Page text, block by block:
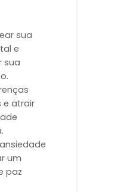
sua
e
sua
e atrair
um
paz